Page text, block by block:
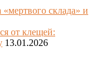
склада» и
от клещей:
13.01.2026